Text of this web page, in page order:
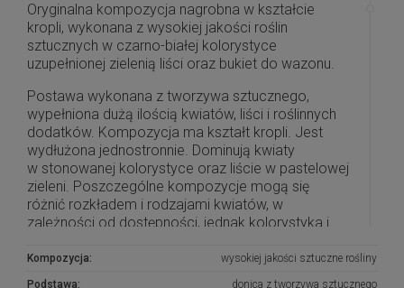
Oryginalna kompozycja nagrobna w kształcie
kropli, wykonana z wysokiej jakości roślin
sztucznych w czarno-białej kolorystyce
uzupełnionej zielenią liści oraz bukiet do wazonu.
Postawa wykonana z tworzywa sztucznego,
wypełniona dużą ilością kwiatów, liści i roślinnych
dodatków. Kompozycja ma kształt kropli. Jest
wydłużona jednostronnie. Dominują kwiaty
w stonowanej kolorystyce oraz liście w pastelowej
zieleni. Poszczególne kompozycje mogą się
różnić rozkładem i rodzajami kwiatów, w
zależności od dostępności, jednak kolorystyka i
Piękna i oryginalna dekoracja jest doskonałą
Kompozycja: wysokiej jakości sztuczne rośliny
Podstawa:
donica z tworzywa sztucznego